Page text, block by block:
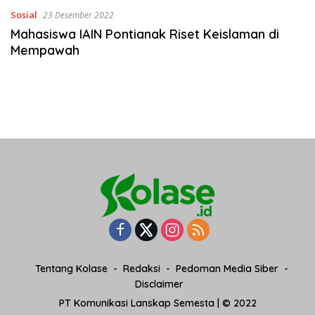
Sosial 23 Desember 2022
Mahasiswa IAIN Pontianak Riset Keislaman di
Mempawah
Tentang Kolase Redaksi
Pedoman Media Siber
Disclaimer
PT Komunikasi Lanskap Semesta | © 2022